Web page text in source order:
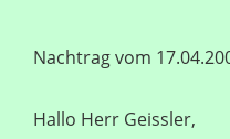
Nachtrag vom
Hallo Herr Geissler,